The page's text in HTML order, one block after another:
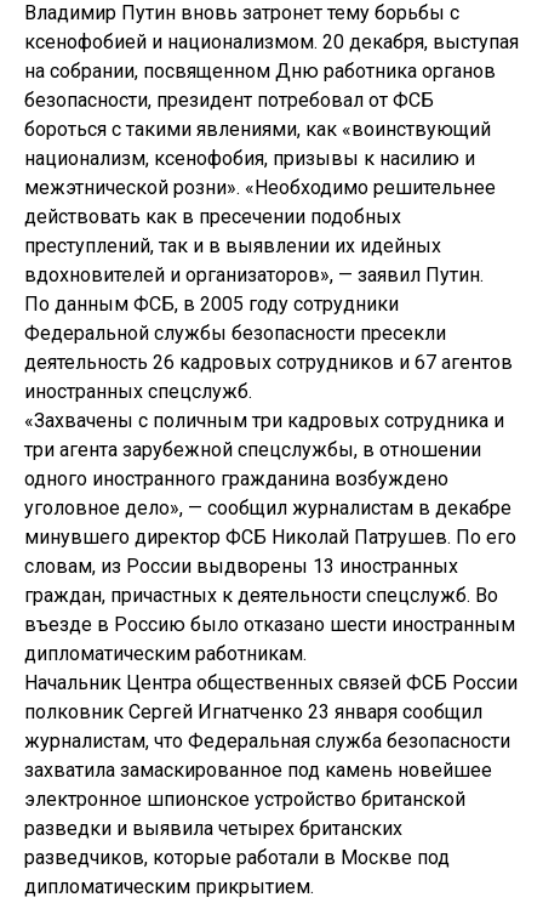
Владимир Путин вновь затронет тему борьбы с
ксенофобией и национализмом. 20 декабря, выступая
на собрании, посвященном Дню работника органов
безопасности, президент потребовал от ФСБ
бороться с такими явлениями, как «воинствующий
национализм, ксенофобия, призывы к насилию и
межэтнической розни». «Необходимо решительнее
действовать как в пресечении подобных
преступлений, так и в выявлении их идейных
вдохновителей и организаторов», — заявил Путин.
По данным ФСБ, в 2005 году сотрудники
Федеральной службы безопасности пресекли
деятельность 26 кадровых сотрудников и 67 агентов
иностранных спецслужб.
«Захвачены с поличным три кадровых сотрудника и
три агента зарубежной спецслужбы, в отношении
одного иностранного гражданина возбуждено
уголовное дело», — сообщил журналистам в декабре
минувшего директор ФСБ Николай Патрушев. По его
словам, из России выдворены 13 иностранных
граждан, причастных к деятельности спецслужб. Во
въезде в Россию было отказано шести иностранным
дипломатическим работникам.
Начальник Центра общественных связей ФСБ России
полковник Сергей Игнатченко 23 января сообщил
журналистам, что Федеральная служба безопасности
захватила замаскированное под камень новейшее
электронное шпионское устройство британской
разведки и выявила четырех британских
разведчиков, которые работали в Москве под
дипломатическим прикрытием.